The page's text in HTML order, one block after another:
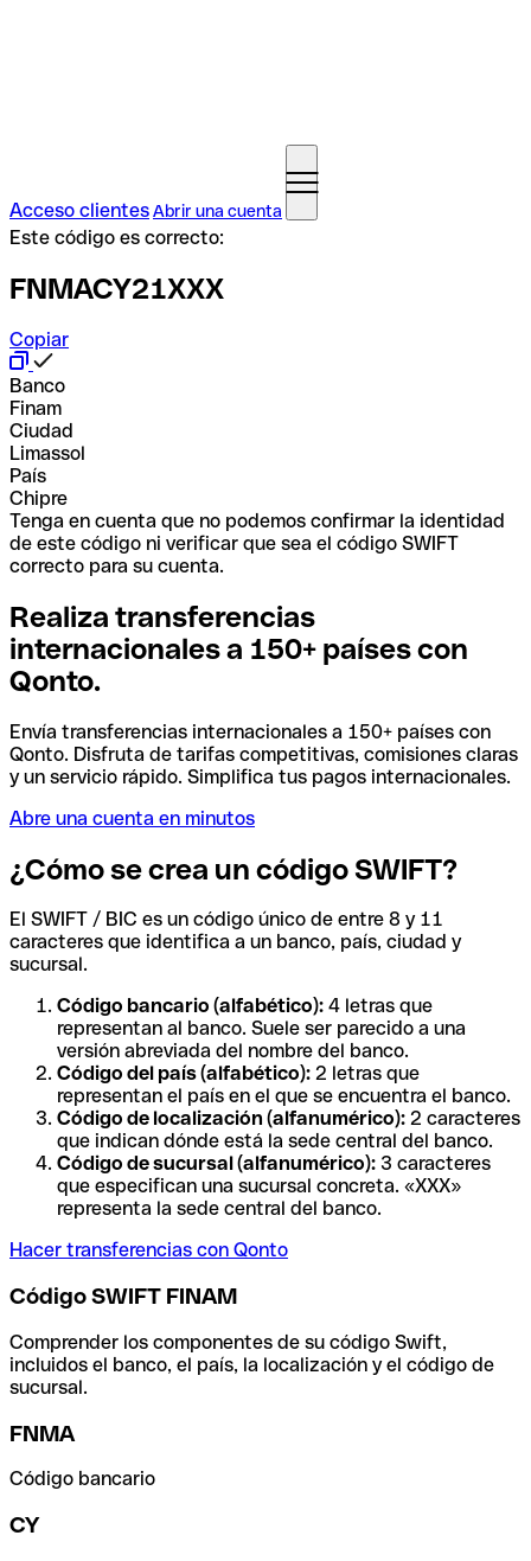
Acceso clientesAbrir una cuenta
Este código es correcto:
FNMACY21XXX
Copiar
Banco
Finam
Ciudad
Limassol
País
Chipre
Tenga en cuenta que no podemos confirmar la identidad
de este código ni verificar que sea el código SWIFT
correcto para su cuenta.
Realiza transferencias
internacionales a 150+ países con
Qonto.
Envía transferencias internacionales a 150+ países con
Qonto. Disfruta de tarifas competitivas, comisiones claras
y un servicio rápido. Simplifica tus pagos internacionales.
Abre una cuenta en minutos
¿Cómo se crea un código SWIFT?
El SWIFT / BIC es un código único de entre 8 y 11
caracteres que identifica a un banco, país, ciudad y
sucursal.
Código bancario (alfabético): 4 letras que
representan al banco. Suele ser parecido a una
versión abreviada del nombre del banco.
Código del país (alfabético): 2 letras que
representan el país en el que se encuentra el banco.
Código de localización (alfanumérico): 2 caracteres
que indican dónde está la sede central del banco.
Código de sucursal (alfanumérico): 3 caracteres
que especifican una sucursal concreta. «XXX»
representa la sede central del banco.
Hacer transferencias con Qonto
Código SWIFT FINAM
Comprender los componentes de su código Swift,
incluidos el banco, el país, la localización y el código de
sucursal.
FNMA
Código bancario
CY